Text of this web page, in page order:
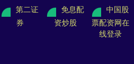
第二证
券
免息配
资炒股
中国股
票配资网在
线登录